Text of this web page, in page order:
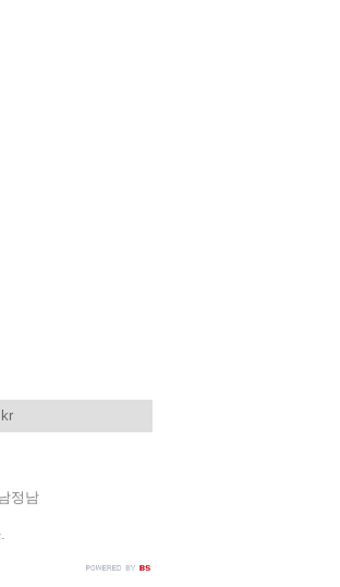
정남